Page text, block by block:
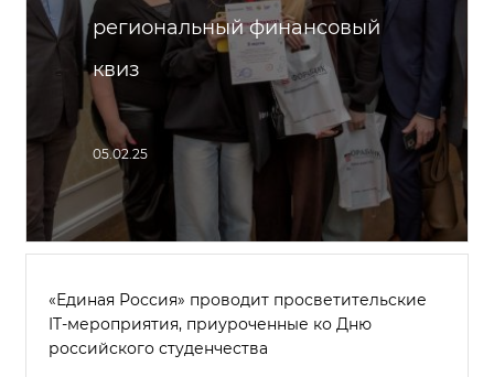
региональный финансовый
квиз
05.02.25
«Единая Россия» проводит просветительские
IT-мероприятия, приуроченные ко Дню
российского студенчества